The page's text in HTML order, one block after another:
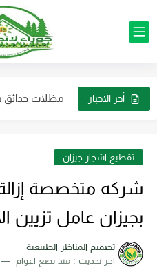
أخر الاخبار
تقطيع اشجار جيزان
شركه متخصصة
بجيزان عامل تزيين
تصميم المناظر الطبيعية
اخر تحديث : منذ بضع اعوام